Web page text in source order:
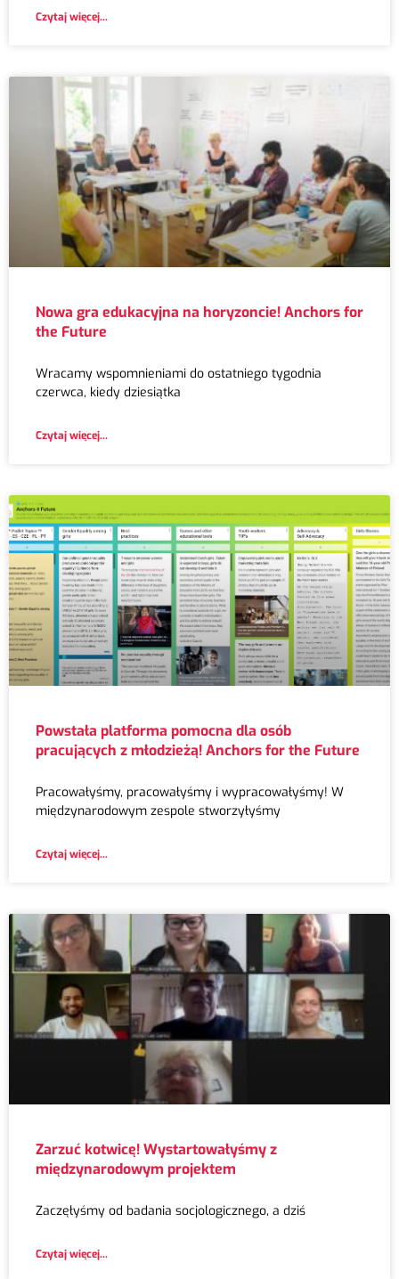
Czytaj więcej...
Nowa gra edukacyjna na horyzoncie! Anchors for
the Future
Wracamy wspomnieniami do ostatniego tygodnia
czerwca, kiedy dziesiątka
Czytaj więcej...
Powstała platforma pomocna dla osób
pracujących z młodzieżą! Anchors for the Future
Pracowałyśmy, pracowałyśmy i wypracowałyśmy! W
międzynarodowym zespole stworzyłyśmy
Czytaj więcej...
Zarzuć kotwicę! Wystartowałyśmy z
międzynarodowym projektem
Zaczęłyśmy od badania socjologicznego, a dziś
Czytaj więcej...